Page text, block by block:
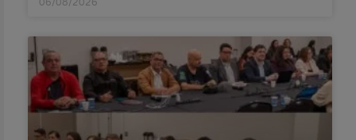
06/08/2026